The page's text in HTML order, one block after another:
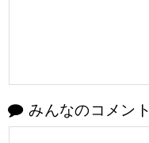
みんなのコメント